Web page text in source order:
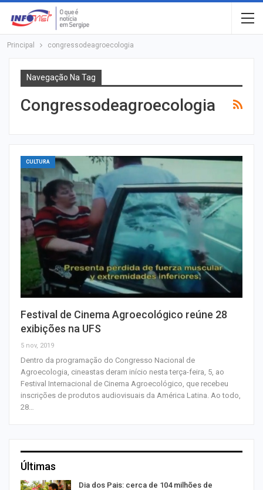
Principal congressodeagroecologia
Navegação Na Tag
Congressodeagroecologia
CULTURA
Festival de Cinema Agroecológico reúne 28
exibições na UFS
5 nov, 2019
Dentro da programação do Congresso Nacional de
Agroecologia, cineastas deram início nesta terça-feira, 5, ao
Festival Internacional de Cinema Agroecológico, que recebeu
inscrições de produtos audiovisuais da América Latina. Ao todo,
28…
Últimas
Dia dos Pais: cerca de 104 milhões de